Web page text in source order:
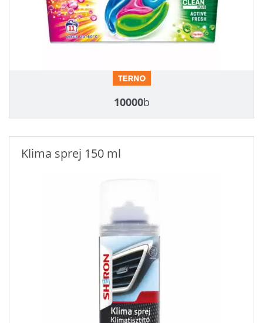
10000b
Klima sprej 150 ml